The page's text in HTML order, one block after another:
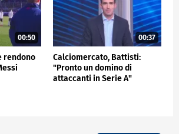
00:50
rendono
00:37
Calciomercato, Battisti:
"Pronto un domino di
attaccanti in Serie A"